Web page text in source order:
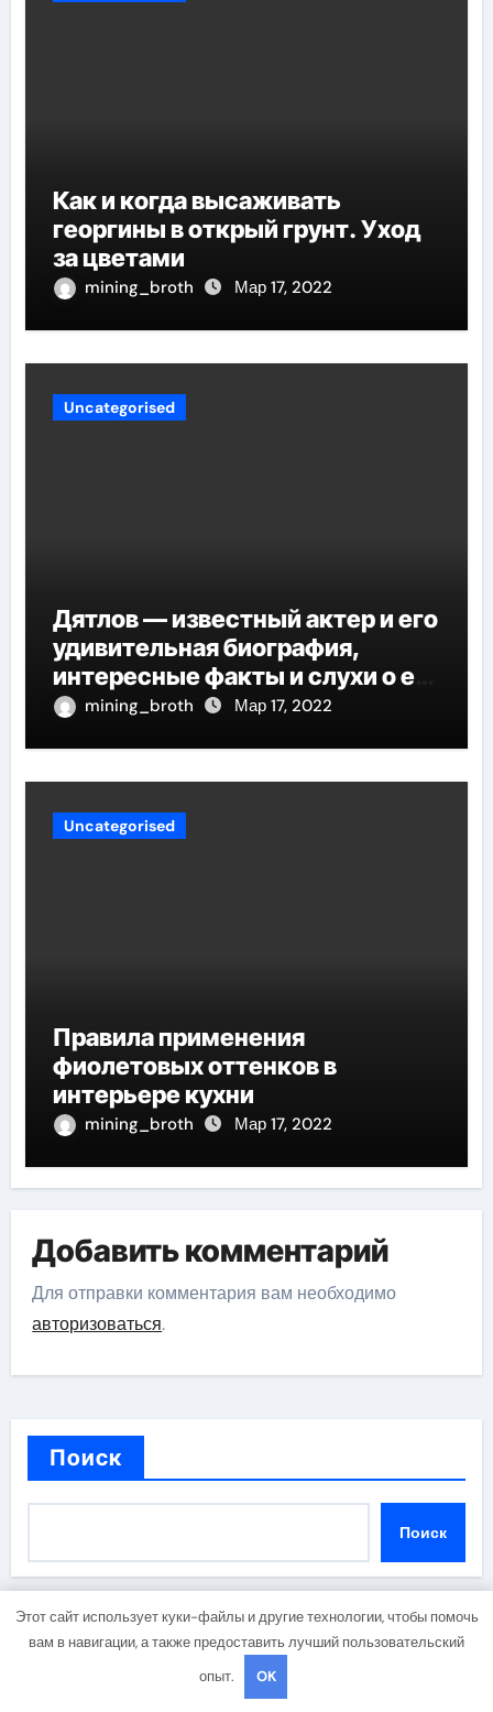
Как и когда высаживать
георгины в открый грунт. Уход
за цветами
mining_broth Мар 17, 2022
Uncategorised
Дятлов — известный актер и его
удивительная биография,
интересные факты и слухи о его
личной жизни
mining_broth Мар 17, 2022
Uncategorised
Правила применения
фиолетовых оттенков в
интерьере кухни
mining_broth Мар 17, 2022
Добавить комментарий
Для отправки комментария вам необходимо
авторизоваться.
Поиск
Поиск
Последние записи
Этот сайт использует куки-файлы и другие технологии, чтобы помочь
вам в навигации, а также предоставить лучший пользовательский
опыт.
OK